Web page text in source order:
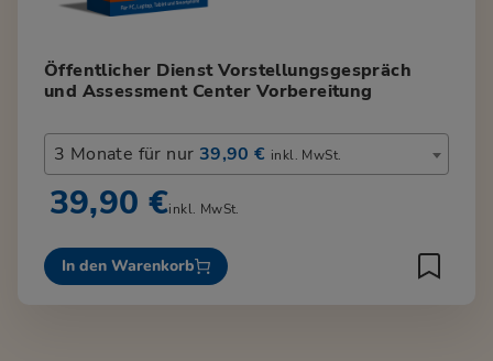
Öffentlicher Dienst Vorstellungsgespräch
und Assessment Center Vorbereitung
3 Monate für nur 39,90 € inkl. MwSt.
39,90 €inkl. MwSt.
In den Warenkorb